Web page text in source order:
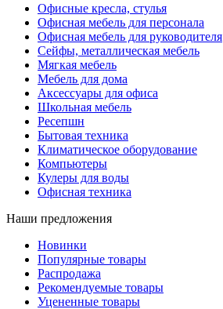
Офисные кресла, стулья
Офисная мебель для персонала
Офисная мебель для руководителя
Сейфы, металлическая мебель
Мягкая мебель
Мебель для дома
Аксессуары для офиса
Школьная мебель
Ресепшн
Бытовая техника
Климатическое оборудование
Компьютеры
Кулеры для воды
Офисная техника
Наши предложения
Новинки
Популярные товары
Распродажа
Рекомендуемые товары
Уцененные товары